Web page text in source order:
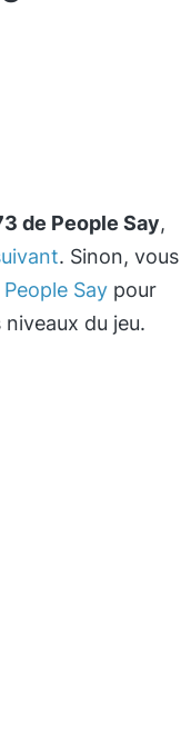
de People Say,
. Sinon, vous
Say pour
du jeu.